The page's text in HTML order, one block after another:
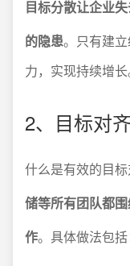
目标分散让企业
的隐患。只有建
力，实现持续增长
2、目标对
什么是有效的目标
储等所有团队都
作。具体做法包括